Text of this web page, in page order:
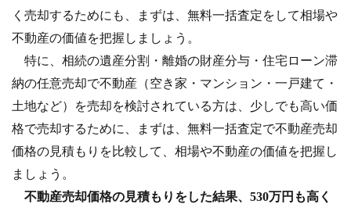
く売却するためにも、
まずは、無料一括査定をして相場や
不動産の価値を把握しましょう。
特に、相続の遺産分割・離婚の財産分与・住宅ローン滞
納の任意売却で不動産（空き家・マンション・一戸建て・
土地など）を売却を検討されている方は、少しでも高い価
格で売却するために、まずは、無料一括査定で不動産売却
価格の見積もりを比較して、相場や不動産の価値を把握し
ましょう。
不動産売却価格の見積もりをした結果、530万円も高く